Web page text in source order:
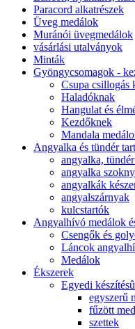
Paracord alkatrészek
Üveg medálok
Muránói üvegmedálok
vásárlási utalványok
Minták
Gyöngycsomagok -
Csupa csillogás
Haladóknak
Hangulat és
Kezdőknek
Mandala
Angyalka és tündér
angyalka,
angyalka
angyalkák
angyalszárnyak
kulcstartók
Angyalhívó medálok
Csengők és
Láncok
Medálok
Ékszerek
Egyedi
egyszerű
fűzött
szettek